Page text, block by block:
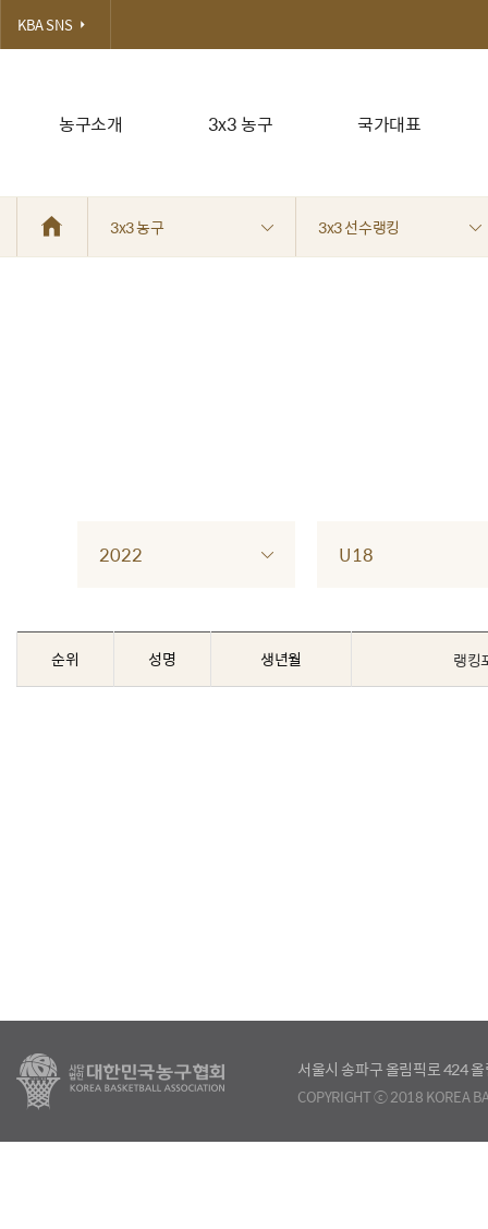
농구소개 3x3 농구 국가대표
KBA SNS
3x3 농구 3x3 선수랭킹
2022 U18
순위 성명 생년월 랭킹
서울시 송파구 올림픽로 424
COPYRIGHT ⓒ 2018 KOREA